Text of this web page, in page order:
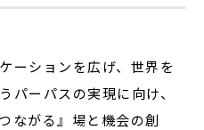
ーションを広げ、世界を
パーパスの実現に向け、
ながる』場と機会の創